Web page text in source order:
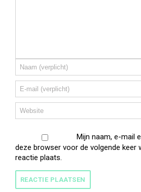
Mijn naam, e-mail
deze browser voor de volgende keer
reactie plaats.